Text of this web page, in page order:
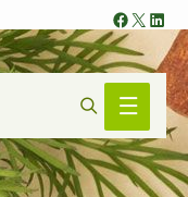
X
Main
Menu
Search